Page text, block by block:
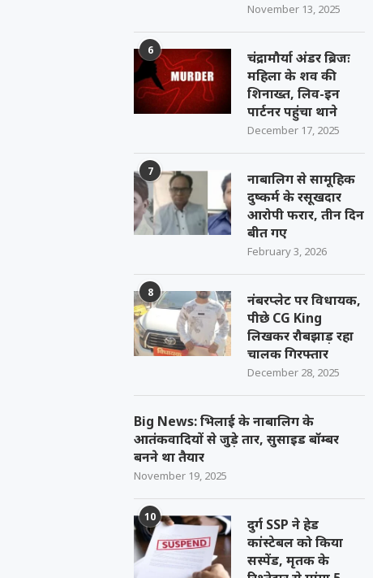
November 13, 2025
6
चंद्रामौर्या अंडर ब्रिजः
महिला के शव की
शिनाख्त, लिव-इन
पार्टनर पहुंचा थाने
December 17, 2025
7
नाबालिग से सामूहिक
दुष्कर्म के रसूखदार
आरोपी फरार, तीन दिन
बीत गए
February 3, 2026
8
नंबरप्लेट पर विधायक,
पीछे CG King
लिखकर रौबझाड़ रहा
चालक गिरफ्तार
December 28, 2025
Big News: भिलाई के नाबालिग के
आतंकवादियों से जुड़े तार, सुसाइड बॉम्बर
बनने था तैयार
November 19, 2025
10
दुर्ग SSP ने हेड
कांस्टेबल को किया
सस्पेंड, मृतक के